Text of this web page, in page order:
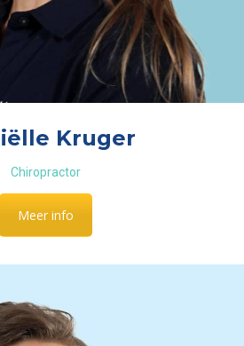
Kruger
Chiropractor
Meer info